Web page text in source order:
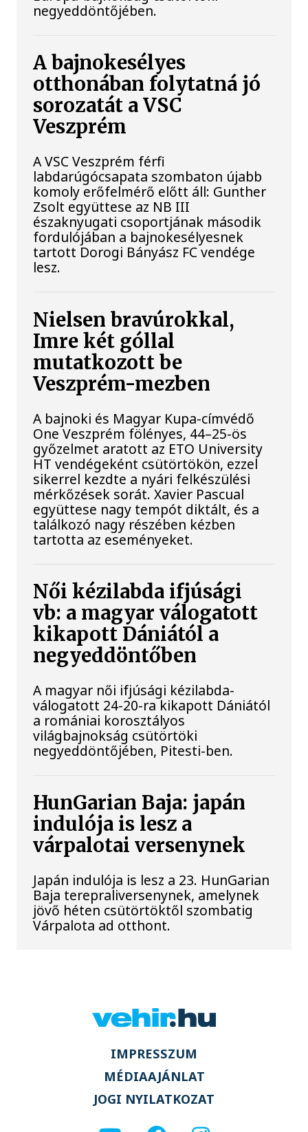
negyeddöntőjében.
A bajnokesélyes
otthonában folytatná jó
sorozatát a VSC
Veszprém
A VSC Veszprém férfi
labdarúgócsapata szombaton újabb
komoly erőfelmérő előtt áll: Gunther
Zsolt együttese az NB III
északnyugati csoportjának második
fordulójában a bajnokesélyesnek
tartott Dorogi Bányász FC vendége
lesz.
Nielsen bravúrokkal,
Imre két góllal
mutatkozott be
Veszprém-mezben
A bajnoki és Magyar Kupa-címvédő
One Veszprém fölényes, 44–25-ös
győzelmet aratott az ETO University
HT vendégeként csütörtökön, ezzel
sikerrel kezdte a nyári felkészülési
mérkőzések sorát. Xavier Pascual
együttese nagy tempót diktált, és a
találkozó nagy részében kézben
tartotta az eseményeket.
Női kézilabda ifjúsági
vb: a magyar válogatott
kikapott Dániától a
negyeddöntőben
A magyar női ifjúsági kézilabda-
válogatott 24-20-ra kikapott Dániától
a romániai korosztályos
világbajnokság csütörtöki
negyeddöntőjében, Pitesti-ben.
HunGarian Baja: japán
indulója is lesz a
várpalotai versenynek
Japán indulója is lesz a 23. HunGarian
Baja terepraliversenynek, amelynek
jövő héten csütörtöktől szombatig
Várpalota ad otthont.
IMPRESSZUM
MÉDIAAJÁNLAT
JOGI NYILATKOZAT